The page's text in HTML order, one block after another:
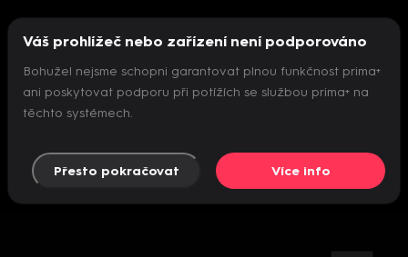
Nepodařilo se inicializovat přehrávač
Váš prohlížeč nebo zařízení není podporováno
Bohužel nejsme schopni garantovat plnou funkčnost prima+
ani poskytovat podporu při potížích se službou prima+ na
těchto systémech.
Přesto pokračovat Více info